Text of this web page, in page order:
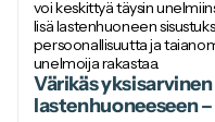
voi keskittyä täysin
lisä lastenhuoneen
persoonallisuutta ja
unelmoija rakastaa.
Värikäs
lastenhuoneeseen